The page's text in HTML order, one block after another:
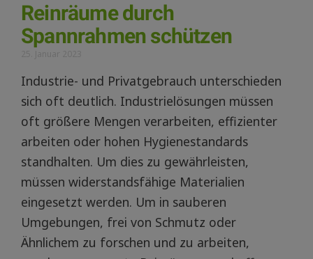
Reinräume durch
Spannrahmen schützen
Industrie- und Privatgebrauch unterschieden
sich oft deutlich. Industrielösungen müssen
oft größere Mengen verarbeiten, effizienter
arbeiten oder hohen Hygienestandards
standhalten. Um dies zu gewährleisten,
müssen widerstandsfähige Materialien
eingesetzt werden. Um in sauberen
Umgebungen, frei von Schmutz oder
Ähnlichem zu forschen und zu arbeiten,